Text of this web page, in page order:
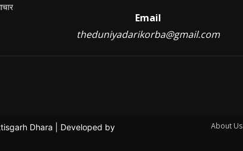
Email
theduniyadarikorba@gmail.com
Dhara | Developed by
About Us